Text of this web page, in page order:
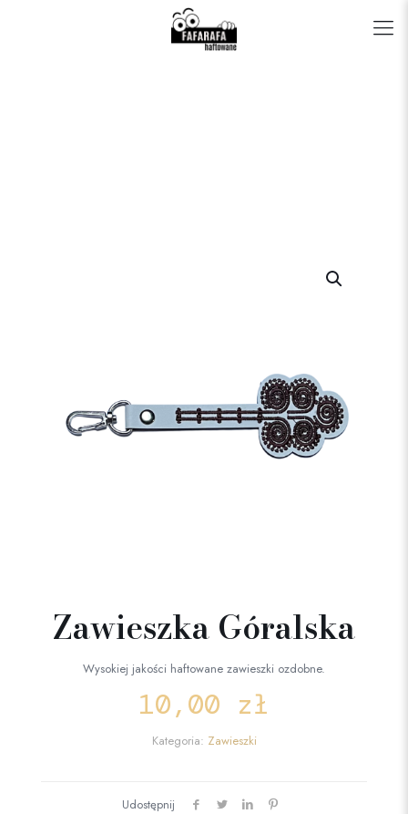
Zawieszka Góralska
Wysokiej jakości haftowane zawieszki ozdobne.
10,00 zł
Kategoria: Zawieszki
Udostępnij